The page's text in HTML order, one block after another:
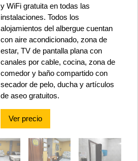
y WiFi gratuita en todas las
instalaciones. Todos los
alojamientos del albergue cuentan
con aire acondicionado, zona de
estar, TV de pantalla plana con
canales por cable, cocina, zona de
comedor y baño compartido con
secador de pelo, ducha y artículos
de aseo gratuitos.
Ver precio